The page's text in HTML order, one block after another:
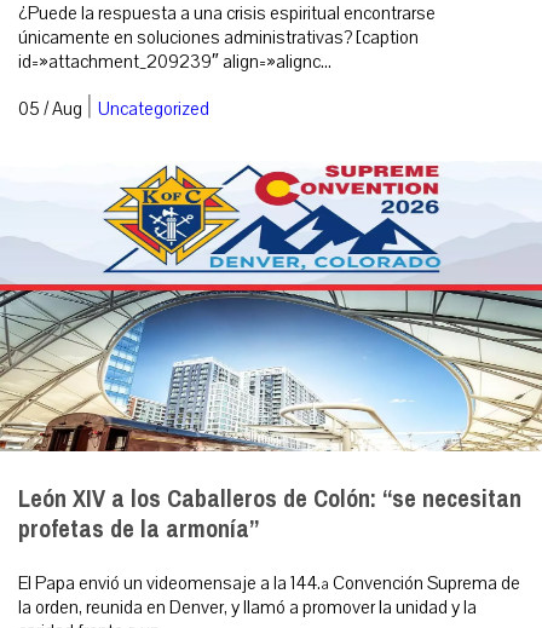
¿Puede la respuesta a una crisis espiritual encontrarse
únicamente en soluciones administrativas? [caption
id=»attachment_209239″ align=»alignc...
05 / Aug | Uncategorized
León XIV a los Caballeros de Colón: “se necesitan
profetas de la armonía”
El Papa envió un videomensaje a la 144.ª Convención Suprema de
la orden, reunida en Denver, y llamó a promover la unidad y la